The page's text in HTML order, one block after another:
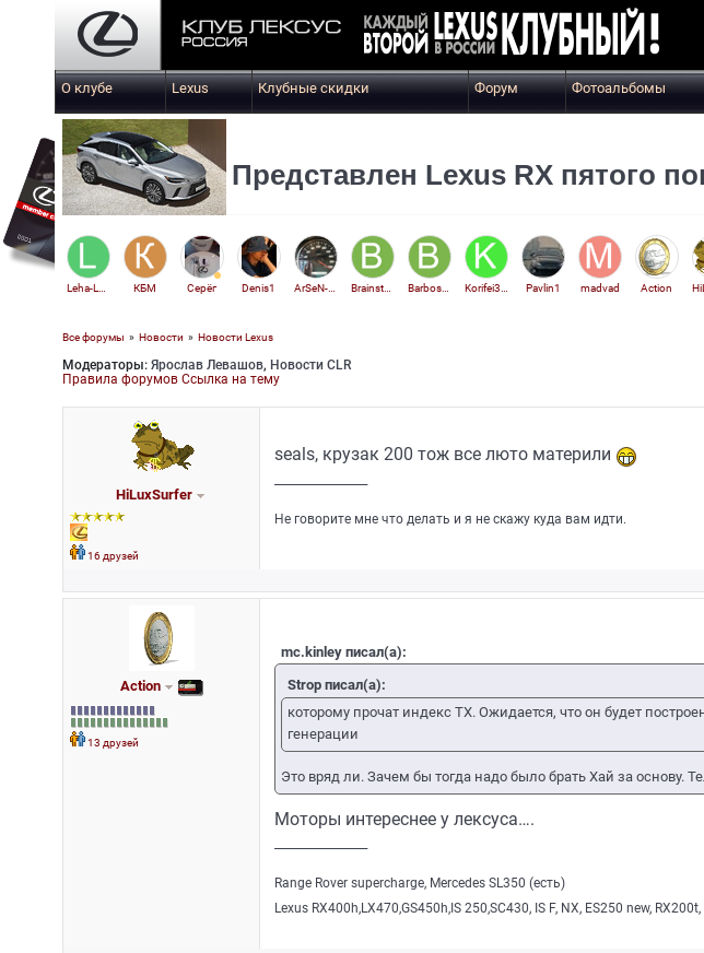
О клубе Lexus Клубные скидки Форум Фотоальбомы
Представлен Lexus RX пятого
КБМ Серёг Denis1 ArSeN-64 Brainstorm Barbosskin Pavlin1 madvad Action
RXer
Все форумы » Новости » Новости Lexus
Модераторы: Ярослав Левашов, Новости CLR
Правила форумов Ссылка на тему
HiLuxSurfer
16 друзей
seals, крузак 200 тож все люто материли
Не говорите мне что делать и я не скажу куда вам идти.
Action
13 друзей
mc.kinley писал(а):
Strop писал(а):
которому прочат индекс TX. Ожидается, что он будет
генерации
Это вряд ли. Зачем бы тогда надо было брать Хай за основу.
Моторы интереснее у лексуса….
Range Rover supercharge, Mercedes SL350 (есть)
Lexus RX400h,LX470,GS450h,IS 250,SC430, IS F, NX, ES250 new,